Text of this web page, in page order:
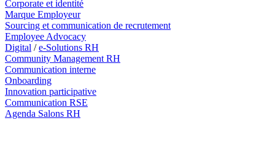
Corporate et identité
Marque Employeur
Sourcing et communication de recrutement
Employee Advocacy
Digital /e-Solutions RH
Community Management RH
Communication interne
Onboarding
Innovation participative
Communication RSE
Agenda Salons RH